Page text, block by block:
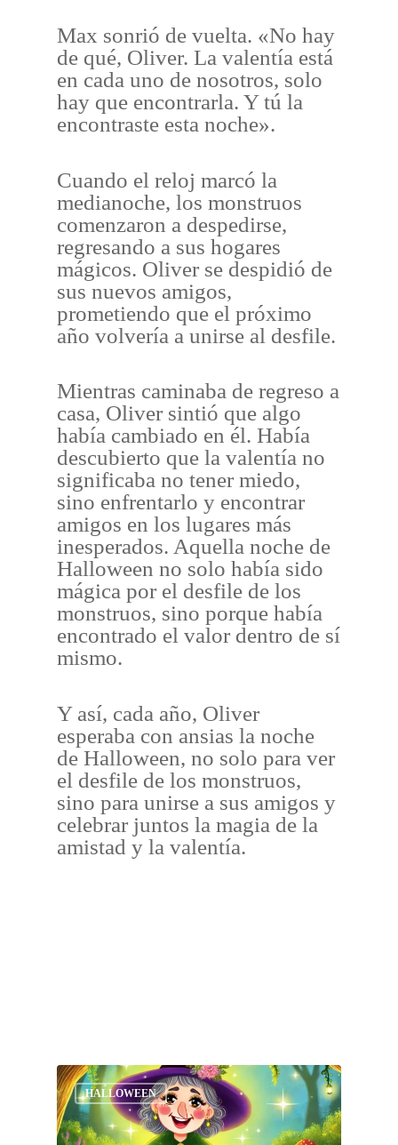
Max sonrió de vuelta. «No hay
de qué, Oliver. La valentía está
en cada uno de nosotros, solo
hay que encontrarla. Y tú la
encontraste esta noche».
Cuando el reloj marcó la
medianoche, los monstruos
comenzaron a despedirse,
regresando a sus hogares
mágicos. Oliver se despidió de
sus nuevos amigos,
prometiendo que el próximo
año volvería a unirse al desfile.
Mientras caminaba de regreso a
casa, Oliver sintió que algo
había cambiado en él. Había
descubierto que la valentía no
significaba no tener miedo,
sino enfrentarlo y encontrar
amigos en los lugares más
inesperados. Aquella noche de
Halloween no solo había sido
mágica por el desfile de los
monstruos, sino porque había
encontrado el valor dentro de sí
mismo.
Y así, cada año, Oliver
esperaba con ansias la noche
de Halloween, no solo para ver
el desfile de los monstruos,
sino para unirse a sus amigos y
celebrar juntos la magia de la
amistad y la valentía.
HALLOWEEN